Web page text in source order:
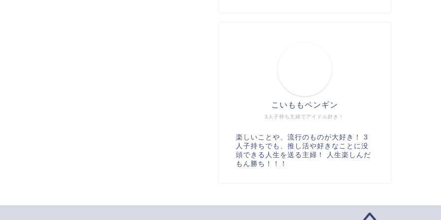
3人子持ち主婦でアイドル好き！
こいももペンギン
楽しいことや、流行のものが大好き！ 3
人子持ちでも、推し活や好きなことに没
頭できる人生を送る主婦！ 人生楽しんだ
もん勝ち！！！